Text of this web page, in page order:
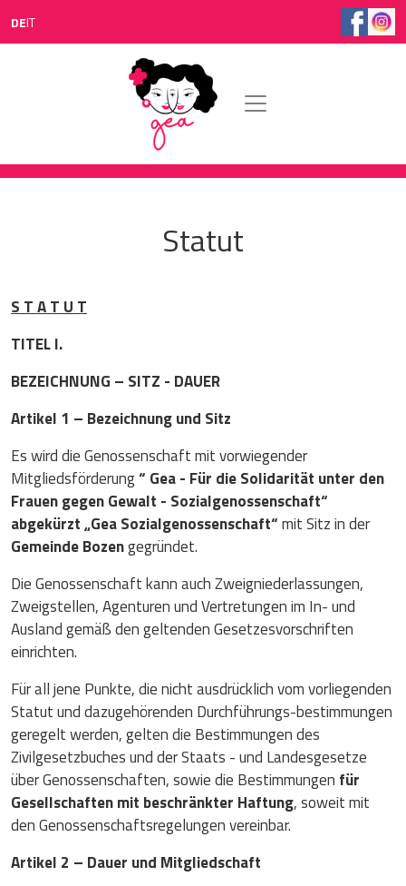
DEIT
Statut
S T A T U T
TITEL I.
BEZEICHNUNG – SITZ - DAUER
Artikel 1 – Bezeichnung und Sitz
Es wird die Genossenschaft mit vorwiegender
Mitgliedsförderung“ Gea - Für die Solidarität unter den
Frauen gegen Gewalt - Sozialgenossenschaft“
abgekürzt „Gea Sozialgenossenschaft“mit Sitz in der
Gemeinde Bozengegründet.
Die Genossenschaft kann auch Zweigniederlassungen,
Zweigstellen, Agenturen und Vertretungen im In- und
Ausland gemäß den geltenden Gesetzesvorschriften
einrichten.
Für all jene Punkte, die nicht ausdrücklich vom vorliegenden
Statut und dazugehörenden Durchführungs-bestimmungen
geregelt werden, gelten die Bestimmungen des
Zivilgesetzbuches und der Staats - und Landesgesetze
über Genossenschaften, sowie die Bestimmungen für
Gesellschaften mit beschränkter Haftung, soweit mit
den Genossenschaftsregelungen vereinbar.
Artikel 2 – Dauer und Mitgliedschaft